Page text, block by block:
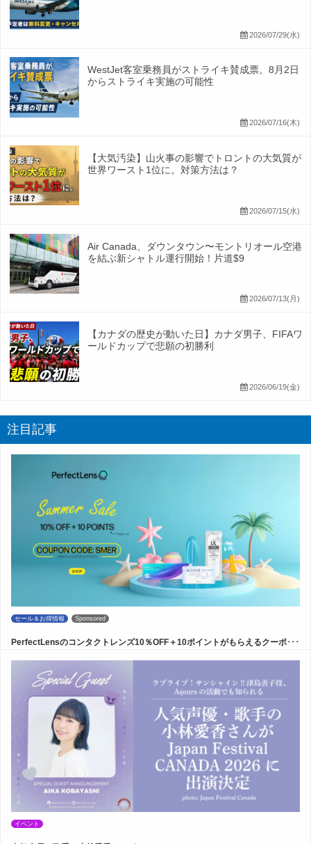
2026/07/29(水)
WestJet客室乗務員がストライキ賛成票。8月2日
からストライキ実施の可能性
2026/07/16(木)
【大気汚染】山火事の影響でトロントの大気質が
世界ワースト1位に。対策方法は？
2026/07/15(水)
Air Canada、ダウンタウン〜モントリオール空港
を結ぶ新シャトル運行開始！片道$9
2026/07/13(月)
【カナダの歴史が動いた日】カナダ男子、FIFAワ
ールドカップで悲願の初勝利
2026/06/19(金)
注目記事
セール＆お得情報 Sponsored
PerfectLensのコンタクトレンズ10％OFF＋10ポイントがもらえるクーポ･･･
イベント